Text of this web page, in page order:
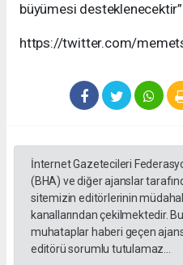
büyümesi
https://twitter.com/
İnternet Gazetecileri
(BHA) ve diğer ajanslar
sitemizin editörlerinin
kanallarından çekilmektedir.
muhataplar haberi geçen
editörü sorumlu tutulamaz...